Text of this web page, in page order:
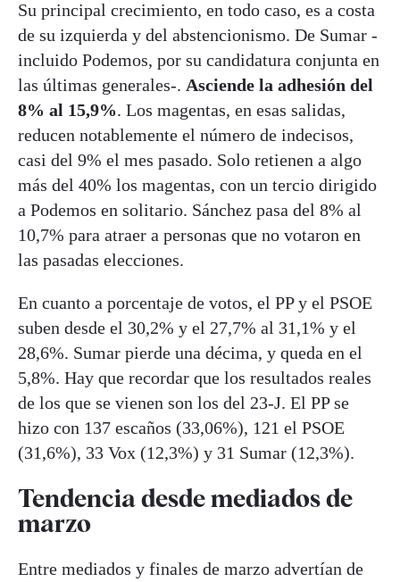
Su principal crecimiento, en todo caso, es a costa
de su izquierda y del abstencionismo. De Sumar -
incluido Podemos, por su candidatura conjunta en
las últimas generales-. Asciende la adhesión del
8% al 15,9%. Los magentas, en esas salidas,
reducen notablemente el número de indecisos,
casi del 9% el mes pasado. Solo retienen a algo
más del 40% los magentas, con un tercio dirigido
a Podemos en solitario. Sánchez pasa del 8% al
10,7% para atraer a personas que no votaron en
las pasadas elecciones.
En cuanto a porcentaje de votos, el PP y el PSOE
suben desde el 30,2% y el 27,7% al 31,1% y el
28,6%. Sumar pierde una décima, y queda en el
5,8%. Hay que recordar que los resultados reales
de los que se vienen son los del 23-J. El PP se
hizo con 137 escaños (33,06%), 121 el PSOE
(31,6%), 33 Vox (12,3%) y 31 Sumar (12,3%).
Tendencia desde mediados de
marzo
Entre mediados y finales de marzo advertían de